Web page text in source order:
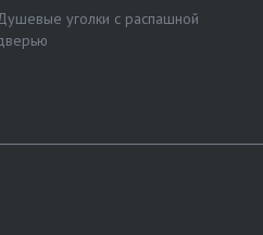
уголки с распашной